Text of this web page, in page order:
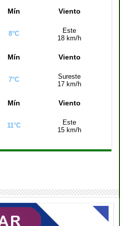
Mín Viento
8°C
Este
18 km/h
Mín Viento
7°C
Sureste
17 km/h
Mín Viento
11°C
Este
15 km/h